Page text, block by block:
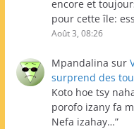
encore et
pour cette île:
Août 3, 08:26
Mpandalina sur
surprend des
Koto hoe tsy
porofo izany fa
Nefa izahay…”